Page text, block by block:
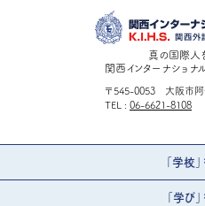
真の国際人
関西インターナショナ
〒545-0053 大阪市
TEL
06-6621-8108
「学校
「学び